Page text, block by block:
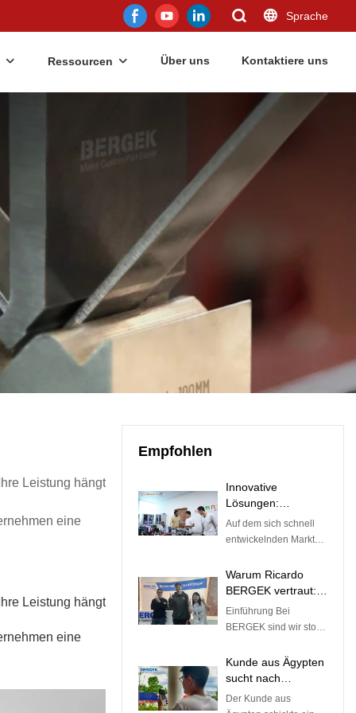
Sprache
Ressourcen Über uns Kontaktiere uns
Leistung hängt
eine
Leistung hängt
eine
Empfohlen
Innovative
Lösungen:
Partnerschaft mit
BERGEK für
Auf dem sich schnell
entwickelnden Markt
Suche nach dem
perfekten
Fertigungspartner zur
entmutigende Aufgabe
sein. Mit dem richtigen
Fachwissen und den
Warum Ricardo
BERGEK vertraut:
Eine Geschichte
von Präzision,
hervorragenden
Ergebnissen
Einführung Bei
BERGEK sind wir stolz
ein Unternehmen für
CNC-Bearbeitung,
Kunststoffspritzguss zu
Kunde aus Ägypten
sucht nach
Blechbearbeitung
Der Kunde aus